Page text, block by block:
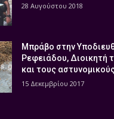
28 Αυγούστου 2018
Μπράβο στην
Ρεφειάδου, Διοικητή
και τους
15 Δεκεμβρίου 2017